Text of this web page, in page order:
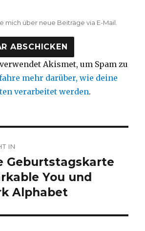
mich über neue Beiträge via E-Mail.
Akismet, um Spam zu
mehr darüber, wie deine
verarbeitet werden.
IN
Geburtstagskarte
You und
Alphabet